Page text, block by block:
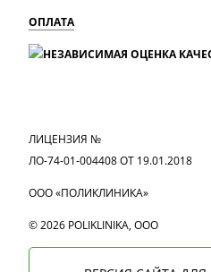
ОПЛАТА
ЛИЦЕНЗИЯ №
ЛО-74-01-004408 ОТ 19.01.2018
ООО «ПОЛИКЛИНИКА»
© 2026 POLIKLINIKA, OOO